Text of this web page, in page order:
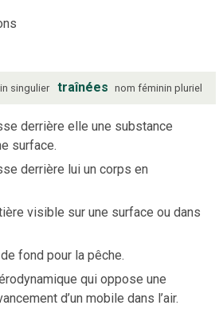
singulier traînées nom féminin pluriel
derrière elle une substance
surface.
derrière lui un corps en
visible sur une surface ou dans
fond pour la pêche.
qui oppose une
d’un mobile dans l’air.